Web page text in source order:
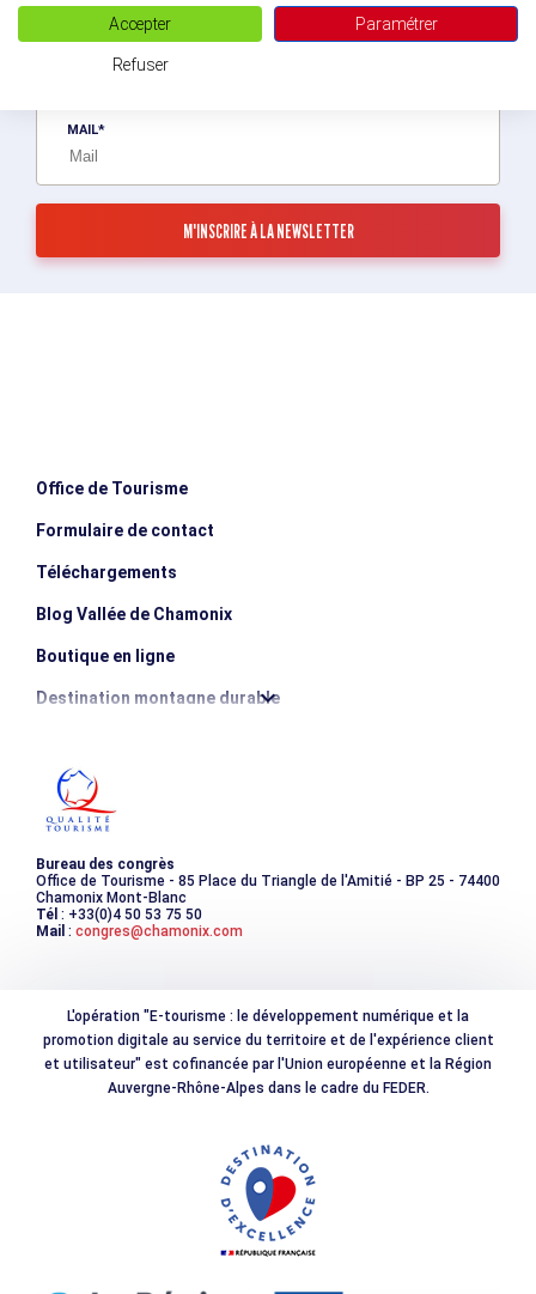
Soyez le premier informé ! Découvrez les nouveautés de la vallée en
de Chamonix-Mont-Blanc.
MAIL
Office de Tourisme
Formulaire de contact
Téléchargements
Blog Vallée de Chamonix
Boutique en ligne
Destination montagne durable
Photothèque
Bureau des congrès
Office de Tourisme - 85 Place du Triangle de l'Amitié - BP 25 - 74400
Chamonix Mont-Blanc
Tél : +33(0)4 50 53 75 50
Mail : congres@chamonix.com
L'opération "E-tourisme : le développement numérique et la
promotion digitale au service du territoire et de l'expérience client
et utilisateur" est cofinancée par l'Union européenne et la Région
Auvergne-Rhône-Alpes dans le cadre du FEDER.
Accepter Paramétrer
Refuser